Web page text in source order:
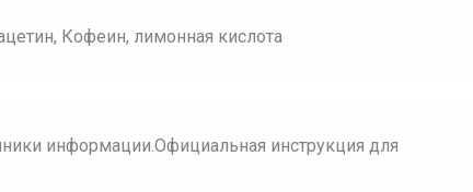
Кофеин, лимонная кислота
информации.Официальная инструкция для